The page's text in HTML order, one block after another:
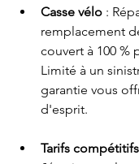
Casse vélo :
remplacement
couvert à 100 %
Limité à un
garantie vous
d'esprit.
Tarifs compétitifs